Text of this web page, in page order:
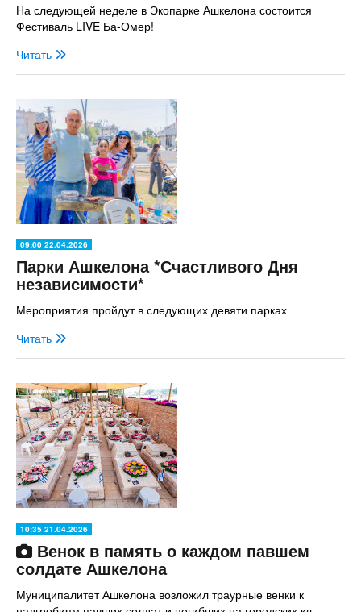
На следующей неделе в Экопарке Ашкелона состоится
Фестиваль LIVE Ба-Омер!
Читать
09:00 22.04.2026
Парки Ашкелона *Счастливого Дня
независимости*
Мероприятия пройдут в следующих девяти парках
Читать
10:35 21.04.2026
Венок в память о каждом павшем
солдате Ашкелона
Муниципалитет Ашкелона возложил траурные венки к